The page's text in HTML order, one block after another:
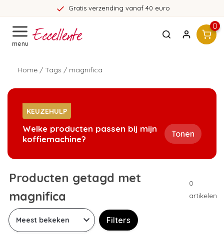
Gratis verzending vanaf 40 euro
menu
0
Home / Tags / magnifica
KEUZEHULP
Welke producten passen bij mijn
koffiemachine?
Tonen
Producten getagd met
magnifica
0
artikelen
Filters